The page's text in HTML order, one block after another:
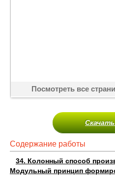
Посмотреть все
Содержание работы
34. Колонный способ
Модульный принцип